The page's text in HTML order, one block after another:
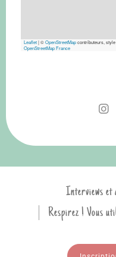
Leaflet|©OpenStreetMapcontributeurs,
OpenStreetMap France
Interviews et
Respirez ! Vous